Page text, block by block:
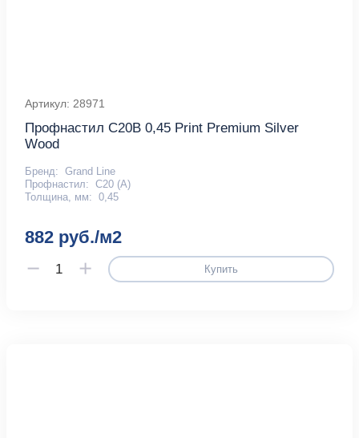
Артикул: 28971
Профнастил С20В 0,45 Print Premium Silver
Wood
Бренд: Grand Line
Профнастил: С20 (А)
Толщина, мм: 0,45
882 руб./м2
Купить